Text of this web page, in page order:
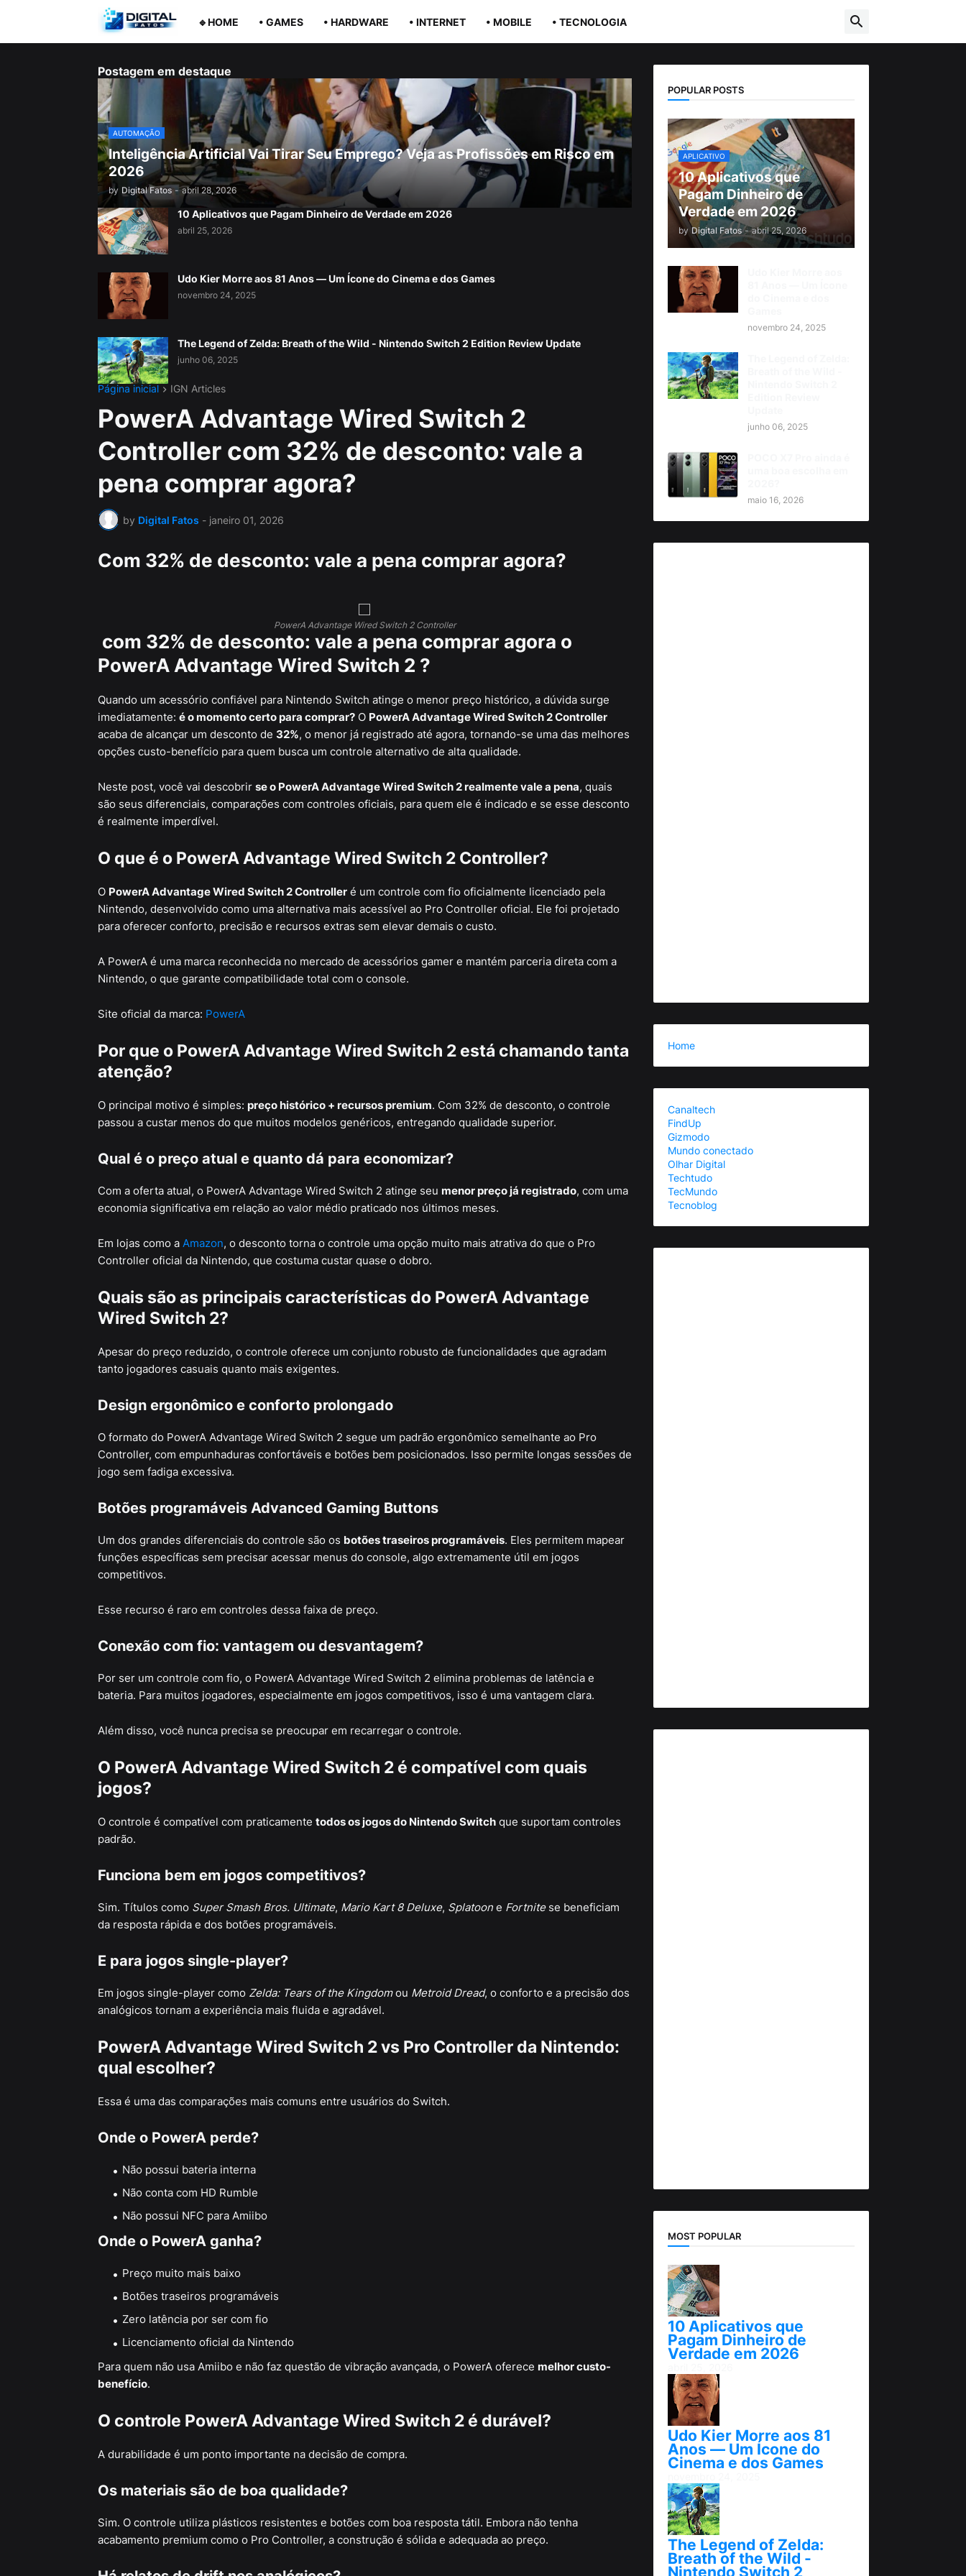
🔹HOME • GAMES • HARDWARE • INTERNET • MOBILE • TECNOLOGIA
Postagem em destaque
AUTOMAÇÃO
Inteligência Artificial Vai Tirar Seu Emprego? Veja as Profissões em Risco em
2026
by Digital Fatos - abril 28, 2026
10 Aplicativos que Pagam Dinheiro de Verdade em 2026
abril 25, 2026
Udo Kier Morre aos 81 Anos — Um Ícone do Cinema e dos Games
novembro 24, 2025
The Legend of Zelda: Breath of the Wild - Nintendo Switch 2 Edition Review Update
junho 06, 2025
Página inicial IGN Articles
PowerA Advantage Wired Switch 2
Controller com 32% de desconto: vale a
pena comprar agora?
by Digital Fatos - janeiro 01, 2026
Com 32% de desconto: vale a pena comprar agora?
PowerA Advantage Wired Switch 2 Controller
com 32% de desconto: vale a pena comprar agora o
PowerA Advantage Wired Switch 2 ?
Quando um acessório confiável para Nintendo Switch atinge o menor preço histórico, a dúvida surge
imediatamente: é o momento certo para comprar?O PowerA Advantage Wired Switch 2 Controller
acaba de alcançar um desconto de 32%, o menor já registrado até agora, tornando-se uma das melhores
opções custo-benefício para quem busca um controle alternativo de alta qualidade.
Neste post, você vai descobrir se o PowerA Advantage Wired Switch 2 realmente vale a pena, quais
são seus diferenciais, comparações com controles oficiais, para quem ele é indicado e se esse desconto
é realmente imperdível.
O que é o PowerA Advantage Wired Switch 2 Controller?
O PowerA Advantage Wired Switch 2 Controlleré um controle com fio oficialmente licenciado pela
Nintendo, desenvolvido como uma alternativa mais acessível ao Pro Controller oficial. Ele foi projetado
para oferecer conforto, precisão e recursos extras sem elevar demais o custo.
A PowerA é uma marca reconhecida no mercado de acessórios gamer e mantém parceria direta com a
Nintendo, o que garante compatibilidade total com o console.
Site oficial da marca: PowerA
Por que o PowerA Advantage Wired Switch 2 está chamando tanta
atenção?
O principal motivo é simples: preço histórico + recursos premium. Com 32% de desconto, o controle
passou a custar menos do que muitos modelos genéricos, entregando qualidade superior.
Qual é o preço atual e quanto dá para economizar?
Com a oferta atual, o PowerA Advantage Wired Switch 2 atinge seu menor preço já registrado, com uma
economia significativa em relação ao valor médio praticado nos últimos meses.
Em lojas como a Amazon, o desconto torna o controle uma opção muito mais atrativa do que o Pro
Controller oficial da Nintendo, que costuma custar quase o dobro.
Quais são as principais características do PowerA Advantage
Wired Switch 2?
Apesar do preço reduzido, o controle oferece um conjunto robusto de funcionalidades que agradam
tanto jogadores casuais quanto mais exigentes.
Design ergonômico e conforto prolongado
O formato do PowerA Advantage Wired Switch 2 segue um padrão ergonômico semelhante ao Pro
Controller, com empunhaduras confortáveis e botões bem posicionados. Isso permite longas sessões de
jogo sem fadiga excessiva.
Botões programáveis Advanced Gaming Buttons
Um dos grandes diferenciais do controle são os botões traseiros programáveis. Eles permitem mapear
funções específicas sem precisar acessar menus do console, algo extremamente útil em jogos
competitivos.
Esse recurso é raro em controles dessa faixa de preço.
Conexão com fio: vantagem ou desvantagem?
Por ser um controle com fio, o PowerA Advantage Wired Switch 2 elimina problemas de latência e
bateria. Para muitos jogadores, especialmente em jogos competitivos, isso é uma vantagem clara.
Além disso, você nunca precisa se preocupar em recarregar o controle.
O PowerA Advantage Wired Switch 2 é compatível com quais
jogos?
O controle é compatível com praticamente todos os jogos do Nintendo Switchque suportam controles
padrão.
Funciona bem em jogos competitivos?
Sim. Títulos como Super Smash Bros. Ultimate, Mario Kart 8 Deluxe, Splatoone Fortnitese beneficiam
da resposta rápida e dos botões programáveis.
E para jogos single-player?
Em jogos single-player como Zelda: Tears of the Kingdomou Metroid Dread, o conforto e a precisão dos
analógicos tornam a experiência mais fluida e agradável.
PowerA Advantage Wired Switch 2 vs Pro Controller da Nintendo:
qual escolher?
Essa é uma das comparações mais comuns entre usuários do Switch.
Onde o PowerA perde?
Não possui bateria interna
Não conta com HD Rumble
Não possui NFC para Amiibo
Onde o PowerA ganha?
Preço muito mais baixo
Botões traseiros programáveis
Zero latência por ser com fio
Licenciamento oficial da Nintendo
Para quem não usa Amiibo e não faz questão de vibração avançada, o PowerA oferece melhor custo-
benefício.
O controle PowerA Advantage Wired Switch 2 é durável?
A durabilidade é um ponto importante na decisão de compra.
Os materiais são de boa qualidade?
Sim. O controle utiliza plásticos resistentes e botões com boa resposta tátil. Embora não tenha
acabamento premium como o Pro Controller, a construção é sólida e adequada ao preço.
POPULAR POSTS
APLICATIVO
10 Aplicativos que
Pagam Dinheiro de
Verdade em 2026
by Digital Fatos - abril 25, 2026
novembro 24, 2025
junho 06, 2025
maio 16, 2026
Home
Canaltech
FindUp
Gizmodo
Mundo conectado
Olhar Digital
Techtudo
TecMundo
Tecnoblog
MOST POPULAR
10 Aplicativos que
Pagam Dinheiro de
Verdade em 2026
Udo Kier Morre aos 81
Anos — Um Ícone do
Cinema e dos Games
The Legend of Zelda:
Breath of the Wild -
Nintendo Switch 2